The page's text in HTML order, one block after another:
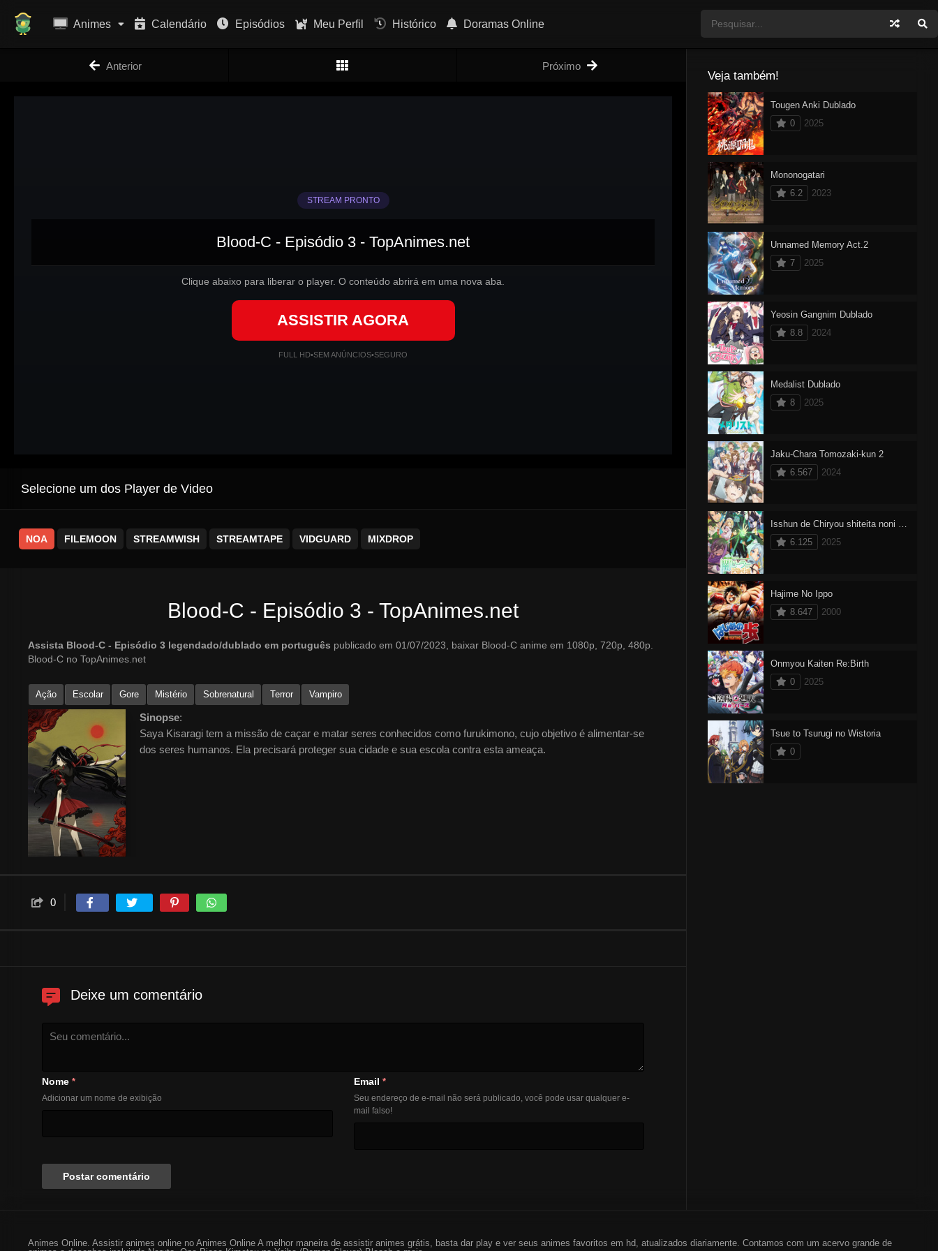
Animes Calendário Episódios Meu Perfil Histórico Doramas Online
Anterior Próximo
STREAM PRONTO
Blood-C - Episódio 3 - TopAnimes.net
Clique abaixo para liberar o player. O conteúdo abrirá em uma nova aba.
ASSISTIR AGORA
FULL HD•SEM ANÚNCIOS•SEGURO
Selecione um dos Player de Video
NOA FILEMOON STREAMWISH STREAMTAPE VIDGUARD MIXDROP
Blood-C - Episódio 3 - TopAnimes.net
Assista Blood-C - Episódio 3 legendado/dublado em português publicado em 01/07/2023, baixar Blood-C anime em 1080p, 720p, 480p.
Blood-C no TopAnimes.net
Ação Escolar Gore Mistério Sobrenatural Terror Vampiro
Sinopse:
Saya Kisaragi tem a missão de caçar e matar seres conhecidos como furukimono, cujo objetivo é alimentar-se
dos seres humanos. Ela precisará proteger sua cidade e sua escola contra esta ameaça.
0
Deixe um comentário
Nome *
Adicionar um nome de exibição
Email *
Seu endereço de e-mail não será publicado, você pode usar qualquer e-
mail falso!
Veja também!
Tougen Anki Dublado
0
2025
Mononogatari
6.2
2023
Unnamed Memory Act.2
7
2025
Yeosin Gangnim Dublado
8.8
2024
Medalist Dublado
8
2025
Jaku-Chara Tomozaki-kun 2
6.567
2024
Isshun de Chiryou shiteita noni Yakutatazu to Tsuihou sareta Tensai Chiyushi, Yami Healer toshite Tanoshiku Ikiru Dublado
6.125
2025
Hajime No Ippo
8.647
2000
Onmyou Kaiten Re:Birth
0
2025
Tsue to Tsurugi no Wistoria
0
Animes Online. Assistir animes online no Animes Online A melhor maneira de assistir animes grátis, basta dar play e ver seus animes favoritos em hd, atualizados diariamente. Contamos com um acervo grande de